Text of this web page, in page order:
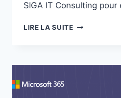
SIGA IT Consulting pour
LIRE LA SUITEL’IMPERIAL
TEAMS